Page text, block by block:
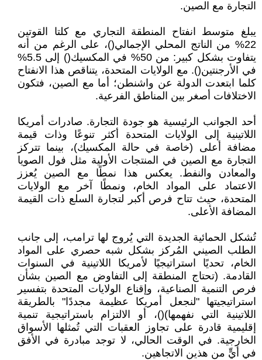
التجارة مع الصين.
يبلغ متوسط انفتاح المنطقة التجاري مع كلتا القوتين
22% من الناتج المحلي الإجمالي()، على الرغم من أنه
يتفاوت بشكل كبير: من 50% في المكسيك() إلى 5.5%
في الأرجنتين(). مع الولايات المتحدة، يتناقص هذا الانفتاح
كلما ابتعدت الدولة عن واشنطن؛ أما مع الصين، فتكون
الاختلافات أصغر بين المناطق الفرعية.
أحد الجوانب الرئيسية هو جودة التجارة. صادرات أمريكا
اللاتينية إلى الولايات المتحدة أكثر تنوعًا وذات قيمة
مضافة أعلى (خاصة في حالة المكسيك)، بينما تتركز
التجارة مع الصين في المنتجات الأولية مثل فول الصويا
والمعادن والنفط. يعكس هذا نمطًا مع الصين يُعزز
الاعتماد على المواد الخام، ونمطًا آخر مع الولايات
المتحدة، حيث تتاح فرص أكبر لتجارة السلع ذات القيمة
المضافة الأعلى.
تُشكل الحمائية الجديدة التي يُروج لها ترامب، إلى جانب
الطلب الصيني المُركز بشكل شبه حصري على المواد
الخام، تحديًا استراتيجيًا لأمريكا اللاتينية في السنوات
القادمة. (تحتاج المنطقة إلى التفاوض مع الصين بشأن
فرص التنمية الصناعية، وإقناع الولايات المتحدة بتفسير
استراتيجيتها "لنجعل أمريكا عظيمة مجددًا" بالطريقة
اللاتينية التي نفهمها)()، أو الالتزام باستراتيجية تنمية
إقليمية قادرة على تجاوز العقبات التي تُمثلها الأسواق
الخارجية. في الوقت الحالي، لا توجد مبادرة في الأفق
في أيٍّ من هذين الاتجاهين.